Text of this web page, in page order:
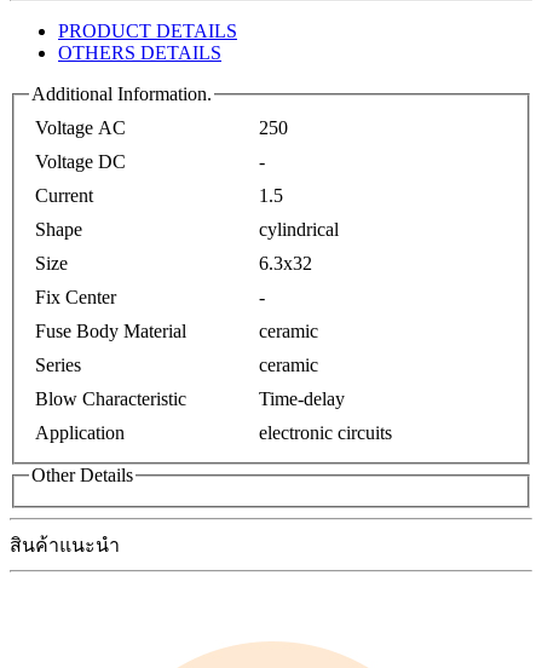
PRODUCT DETAILS
OTHERS DETAILS
Additional Information.
Voltage AC
250
Voltage DC
-
Current
1.5
Shape
cylindrical
Size
6.3x32
Fix Center
-
Fuse Body Material
ceramic
Series
ceramic
Blow Characteristic
Time-delay
Application
electronic circuits
Other Details
สินค้าแนะนำ